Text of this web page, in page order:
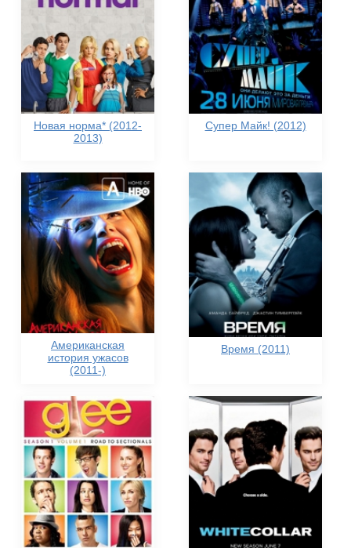
Новая норма* (2012-
2013)
Супер Майк! (2012)
Американская
история ужасов
(2011-)
Время (2011)